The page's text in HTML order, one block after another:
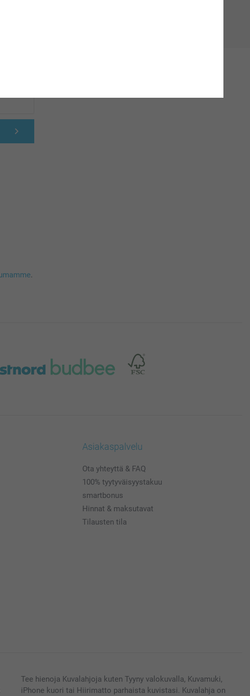
.
Asiakaspalvelu
Ota yhteyttä & FAQ
100% tyytyväisyystakuu
smartbonus
Hinnat & maksutavat
Tilausten tila
Tee hienoja Kuvalahjoja kuten Tyyny valokuvalla, Kuvamuki,
iPhone kuori tai Hiirimatto parhaista kuvistasi. Kuvalahja on